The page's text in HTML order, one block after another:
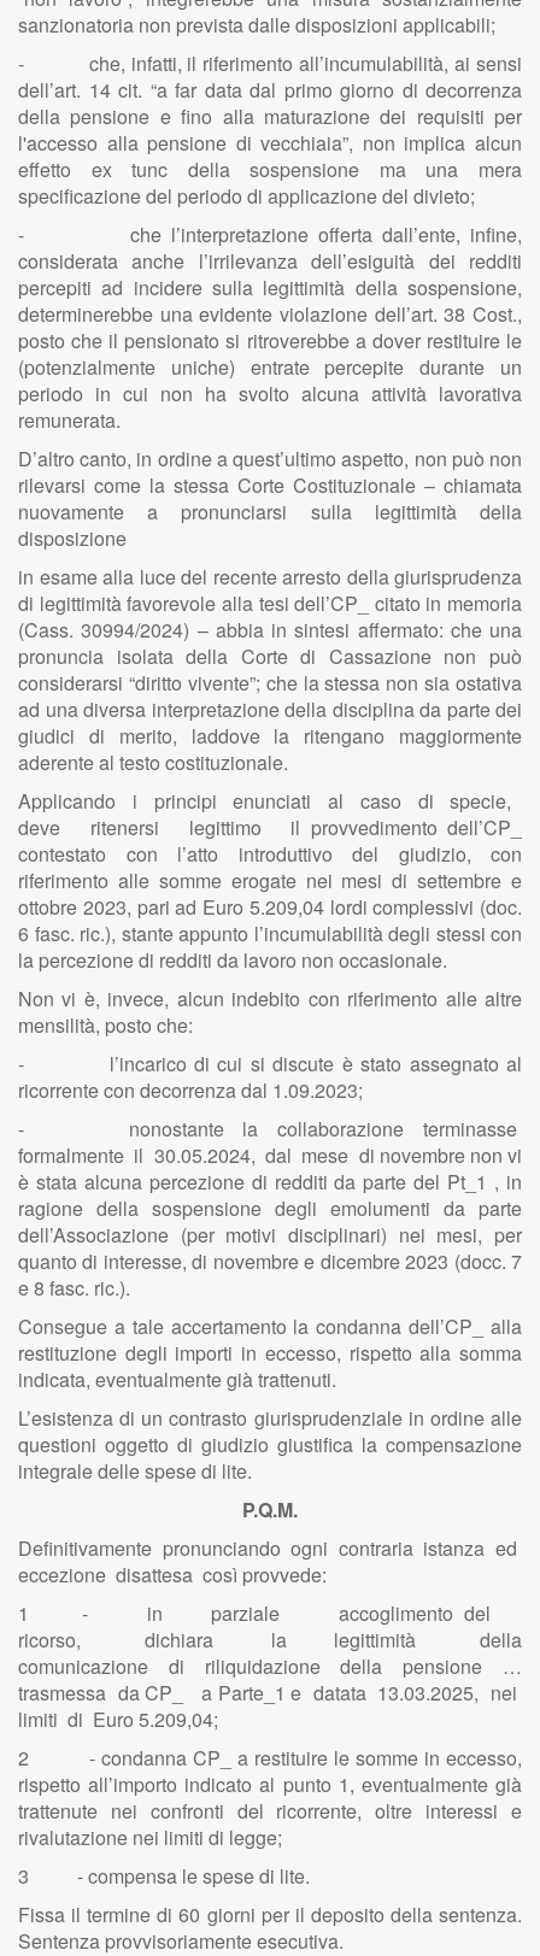
sanzionatoria non prevista dalle disposizioni applicabili;
- che, infatti, il riferimento all’incumulabilità, ai sensi
dell’art. 14 cit. “a far data dal primo giorno di decorrenza
della pensione e fino alla maturazione dei requisiti per
l'accesso alla pensione di vecchiaia”, non implica alcun
effetto ex tunc della sospensione ma una mera
specificazione del periodo di applicazione del divieto;
- che l’interpretazione offerta dall’ente, infine,
considerata anche l’irrilevanza dell’esiguità dei redditi
percepiti ad incidere sulla legittimità della sospensione,
determinerebbe una evidente violazione dell’art. 38 Cost.,
posto che il pensionato si ritroverebbe a dover restituire le
(potenzialmente uniche) entrate percepite durante un
periodo in cui non ha svolto alcuna attività lavorativa
remunerata.
D’altro canto, in ordine a quest’ultimo aspetto, non può non
rilevarsi come la stessa Corte Costituzionale – chiamata
nuovamente a pronunciarsi sulla legittimità della
disposizione
in esame alla luce del recente arresto della giurisprudenza
di legittimità favorevole alla tesi dell’CP_ citato in memoria
(Cass. 30994/2024) – abbia in sintesi affermato: che una
pronuncia isolata della Corte di Cassazione non può
considerarsi “diritto vivente”; che la stessa non sia ostativa
ad una diversa interpretazione della disciplina da parte dei
giudici di merito, laddove la ritengano maggiormente
aderente al testo costituzionale.
Applicando i principi enunciati al caso di specie,
deve ritenersi legittimo il provvedimento dell’CP_
contestato con l’atto introduttivo del giudizio, con
riferimento alle somme erogate nei mesi di settembre e
ottobre 2023, pari ad Euro 5.209,04 lordi complessivi (doc.
6 fasc. ric.), stante appunto l’incumulabilità degli stessi con
la percezione di redditi da lavoro non occasionale.
Non vi è, invece, alcun indebito con riferimento alle altre
mensilità, posto che:
- l’incarico di cui si discute è stato assegnato al
ricorrente con decorrenza dal 1.09.2023;
- nonostante la collaborazione terminasse
formalmente il 30.05.2024, dal mese di novembre non vi
è stata alcuna percezione di redditi da parte del Pt_1 , in
ragione della sospensione degli emolumenti da parte
dell’Associazione (per motivi disciplinari) nei mesi, per
quanto di interesse, di novembre e dicembre 2023 (docc. 7
e 8 fasc. ric.).
Consegue a tale accertamento la condanna dell’CP_ alla
restituzione degli importi in eccesso, rispetto alla somma
indicata, eventualmente già trattenuti.
L’esistenza di un contrasto giurisprudenziale in ordine alle
questioni oggetto di giudizio giustifica la compensazione
integrale delle spese di lite.
P.Q.M.
Definitivamente pronunciando ogni contraria istanza ed
eccezione disattesa così provvede:
1 - in parziale accoglimento del
ricorso, dichiara la legittimità della
comunicazione di riliquidazione della pensione …
trasmessa da CP_ a Parte_1 e datata 13.03.2025, nei
limiti di Euro 5.209,04;
2 - condanna CP_ a restituire le somme in eccesso,
rispetto all’importo indicato al punto 1, eventualmente già
trattenute nei confronti del ricorrente, oltre interessi e
rivalutazione nei limiti di legge;
3 - compensa le spese di lite.
Fissa il termine di 60 giorni per il deposito della sentenza.
Sentenza provvisoriamente esecutiva.